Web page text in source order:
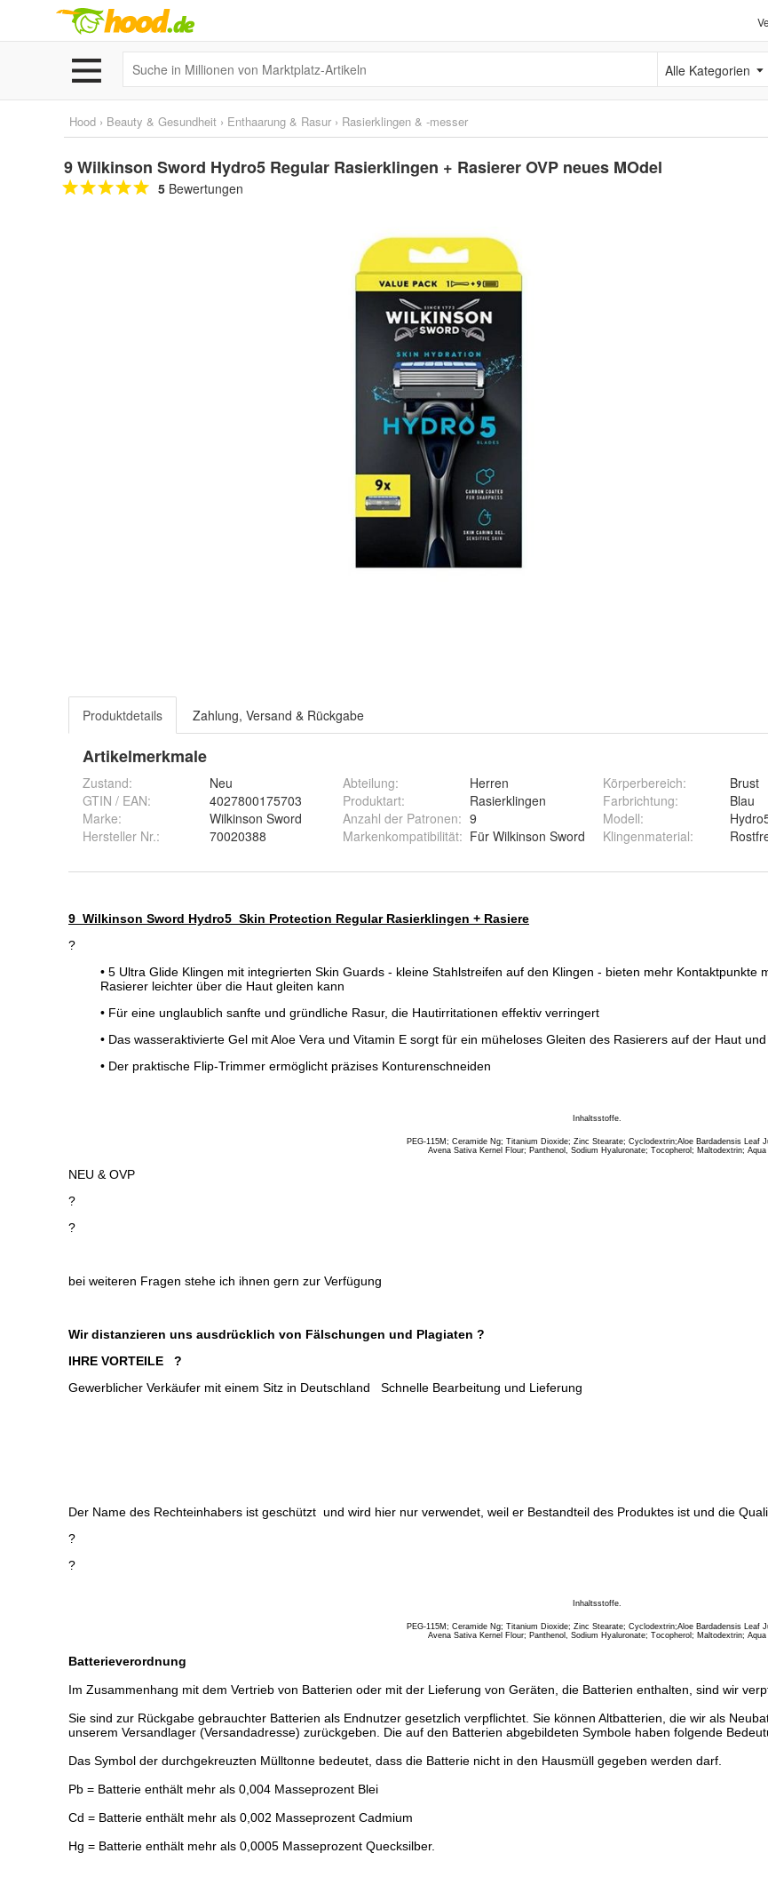
Alle Kategorien
Hood › Beauty & Gesundheit › Enthaarung & Rasur › Rasierklingen & -messer
9 Wilkinson Sword Hydro5 Regular Rasierklingen + Rasierer OVP neues MOdel
5 Bewertungen
Produktdetails Zahlung, Versand & Rückgabe
Artikelmerkmale
Zustand:
Neu
GTIN / EAN:
4027800175703
Marke:
Wilkinson Sword
Hersteller Nr.:
70020388
Abteilung:
Herren
Produktart:
Rasierklingen
Anzahl der Patronen: 9
Markenkompatibilität: Für Wilkinson Sword
Körperbereich:
Brust
Farbrichtung:
Blau
Modell:
Klingenmaterial: